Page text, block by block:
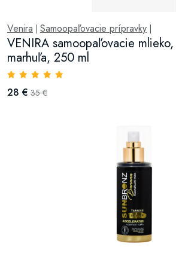
Venira Samoopaľovacie prípravky
VENIRA samoopaľovacie
marhuľa, 250 ml
28 € 35 €